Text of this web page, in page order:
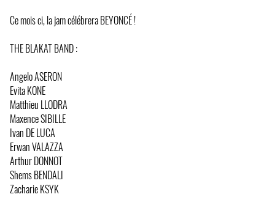
Ce mois ci, la jam célébrera BEYONCÉ !
THE BLAKAT BAND :
Angelo ASERON
Evita KONE
Matthieu LLODRA
Maxence SIBILLE
Ivan DE LUCA
Erwan VALAZZA
Arthur DONNOT
Shems BENDALI
Zacharie KSYK